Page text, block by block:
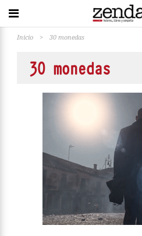
Inicio > 30 monedas
30 monedas